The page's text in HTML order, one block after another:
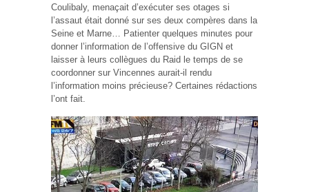
Coulibaly, menaçait d’exécuter ses otages si
l’assaut était donné sur ses deux compères dans la
Seine et Marne… Patienter quelques minutes pour
donner l’information de l’offensive du GIGN et
laisser à leurs collègues du Raid le temps de se
coordonner sur Vincennes aurait-il rendu
l’information moins précieuse? Certaines rédactions
l’ont fait.